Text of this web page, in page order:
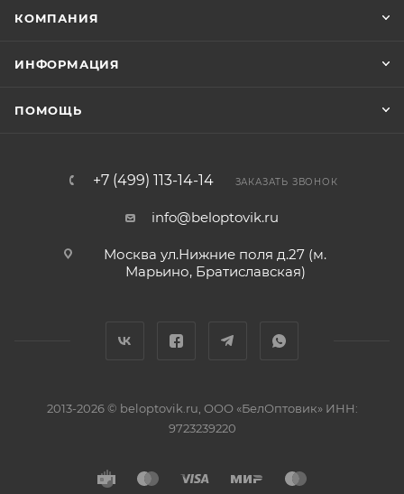
КОМПАНИЯ
ИНФОРМАЦИЯ
ПОМОЩЬ
+7 (499) 113-14-14 ЗАКАЗАТЬ ЗВОНОК
info@beloptovik.ru
Москва ул.Нижние поля д.27 (м.
Марьино, Братиславская)
2013-2026 © beloptovik.ru, ООО «БелОптовик» ИНН:
9723239220